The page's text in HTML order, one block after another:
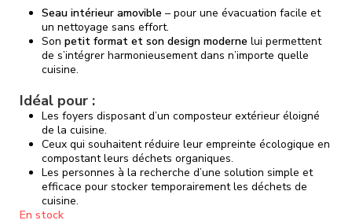
Seau intérieur amovible – pour une évacuation facile et
un nettoyage sans effort.
Son petit format et son design moderne lui permettent
de s’intégrer harmonieusement dans n’importe quelle
cuisine.
Idéal pour :
Les foyers disposant d’un composteur extérieur éloigné
de la cuisine.
Ceux qui souhaitent réduire leur empreinte écologique en
compostant leurs déchets organiques.
Les personnes à la recherche d’une solution simple et
efficace pour stocker temporairement les déchets de
cuisine.
En stock